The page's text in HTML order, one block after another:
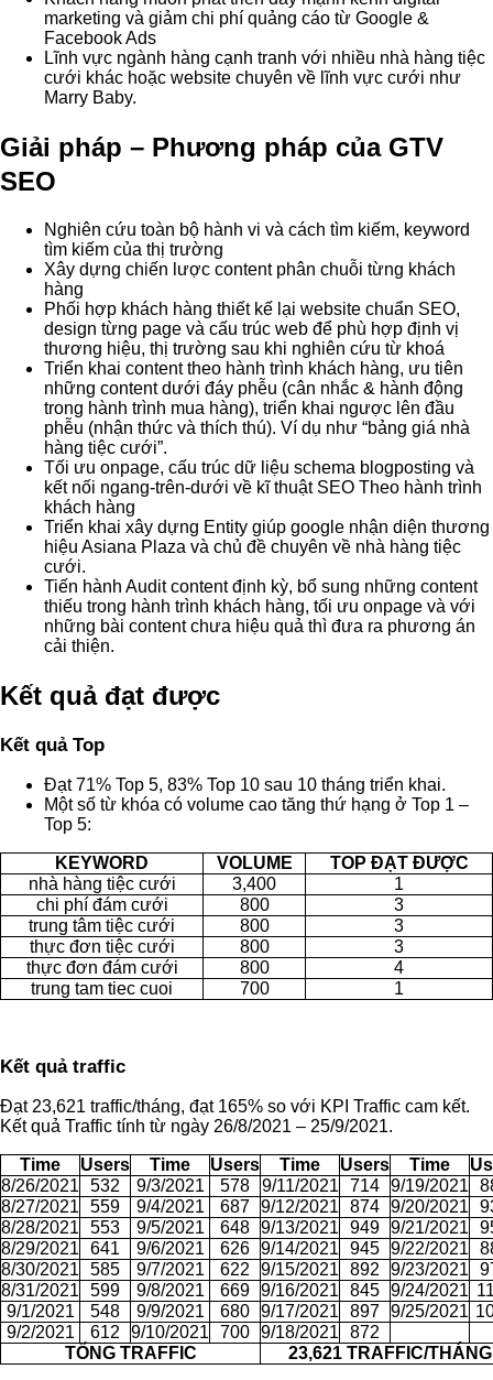
marketing và giảm chi phí quảng cáo từ Google &
Facebook Ads
Lĩnh vực ngành hàng cạnh tranh với nhiều nhà hàng tiệc
cưới khác hoặc website chuyên về lĩnh vực cưới như
Marry Baby.
Giải pháp – Phương pháp của GTV
SEO
Nghiên cứu toàn bộ hành vi và cách tìm kiếm, keyword
tìm kiếm của thị trường
Xây dựng chiến lược content phân chuỗi từng khách
hàng
Phối hợp khách hàng thiết kế lại website chuẩn SEO,
design từng page và cấu trúc web để phù hợp định vị
thương hiệu, thị trường sau khi nghiên cứu từ khoá
Triển khai content theo hành trình khách hàng, ưu tiên
những content dưới đáy phễu (cân nhắc & hành động
trong hành trình mua hàng), triển khai ngược lên đầu
phễu (nhận thức và thích thú). Ví dụ như “bảng giá nhà
hàng tiệc cưới”.
Tối ưu onpage, cấu trúc dữ liệu schema blogposting và
kết nối ngang-trên-dưới về kĩ thuật SEO Theo hành trình
khách hàng
Triển khai xây dựng Entity giúp google nhận diện thương
hiệu Asiana Plaza và chủ đề chuyên về nhà hàng tiệc
cưới.
Tiến hành Audit content định kỳ, bổ sung những content
thiếu trong hành trình khách hàng, tối ưu onpage và với
những bài content chưa hiệu quả thì đưa ra phương án
cải thiện.
Kết quả đạt được
Kết quả Top
Đạt 71% Top 5, 83% Top 10 sau 10 tháng triển khai.
Một số từ khóa có volume cao tăng thứ hạng ở Top 1 –
Top 5:
KEYWORD VOLUME
TOP ĐẠT ĐƯỢC
nhà hàng tiệc cưới
3,400
1
chi phí đám cưới
800
3
trung tâm tiệc cưới
800
3
thực đơn tiệc cưới
800
3
thực đơn đám cưới
800
4
trung tam tiec cuoi
700 1
Kết quả traffic
Đạt 23,621 traffic/tháng, đạt 165% so với KPI Traffic cam kết.
Kết quả Traffic tính từ ngày 26/8/2021 – 25/9/2021.
Time Users Time Users Time Users Time
8/26/2021
532 9/3/2021 578 9/11/2021 714 9/19/2021
8/27/2021
559 9/4/2021 687 9/12/2021 874 9/20/2021
8/28/2021
553 9/5/2021 648 9/13/2021 949 9/21/2021
8/29/2021
641 9/6/2021 626 9/14/2021 945 9/22/2021
8/30/2021
585 9/7/2021 622 9/15/2021 892 9/23/2021
8/31/2021
599 9/8/2021 669 9/16/2021 845 9/24/2021
9/1/2021
548 9/9/2021 680 9/17/2021 897 9/25/2021
9/2/2021
612 9/10/2021 700 9/18/2021
872
TỔNG TRAFFIC
23,621 TRAFFIC/THÁNG